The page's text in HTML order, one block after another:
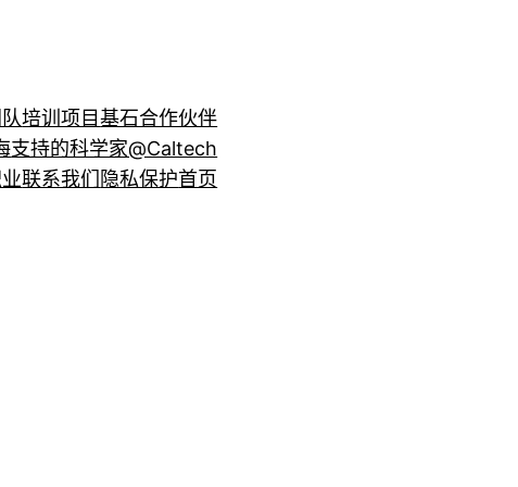
培训项目基石合作伙伴
支持的科学家@Caltech
联系我们 隐私保护首页